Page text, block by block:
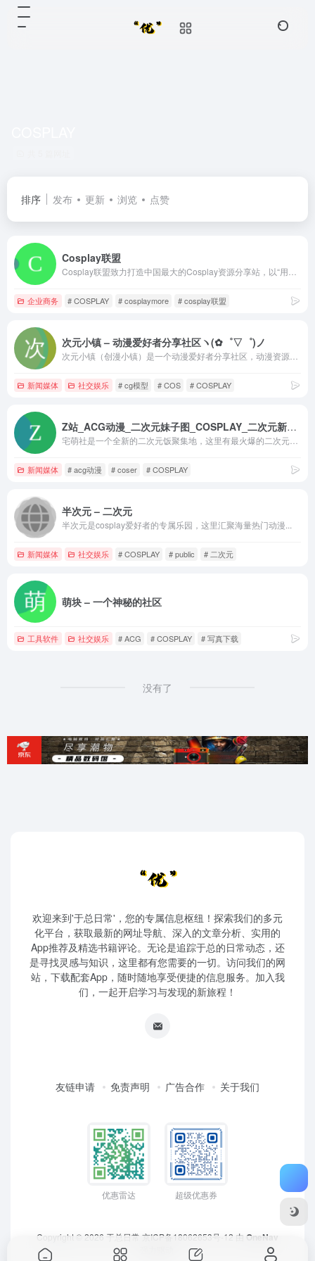
排序 发布 更新 浏览 点赞
Cosplay联盟
企业商务 # COSPLAY # cosplaymore # cosplay联盟
次元小镇 – 动漫爱好者分享社区ヽ(✿゜▽゜)ノ
新闻媒体 社交娱乐 # cg模型 # COS # COSPLAY
Z站_ACG动漫_二次元妹子图_COSPLAY_二次元新闻_动漫资讯_宅萌社
新闻媒体 # acg动漫 # coser # COSPLAY
半次元 – 二次元
半次元是cosplay爱好者的专属乐园，这里汇聚海量热门动漫...
新闻媒体 社交娱乐 # COSPLAY # public # 二次元
萌块 – 一个神秘的社区
工具软件 社交娱乐 # ACG # COSPLAY # 写真下载
没有了
欢迎来到'于总日常'，您的专属信息枢纽！探索我们的多元
化平台，获取最新的网址导航、深入的文章分析、实用的
App推荐及精选书籍评论。无论是追踪于总的日常动态，还
是寻找灵感与知识，这里都有您需要的一切。访问我们的网
站，下载配套App，随时随地享受便捷的信息服务。加入我
们，一起开启学习与发现的新旅程！
友链申请 免责声明 广告合作 关于我们
优惠雷达 超级优惠券
Copyright © 2026 于总日常 京ICP备18062653号-12 由 OneNav